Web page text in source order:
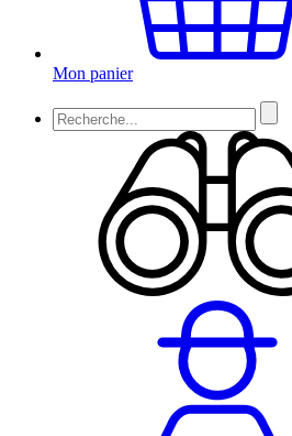
Mon panier